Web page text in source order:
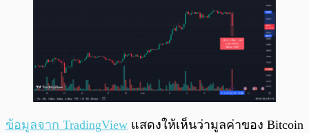
ข้อมูลจาก TradingView แสดงให้เห็นว่ามูลค่าของ Bitcoin